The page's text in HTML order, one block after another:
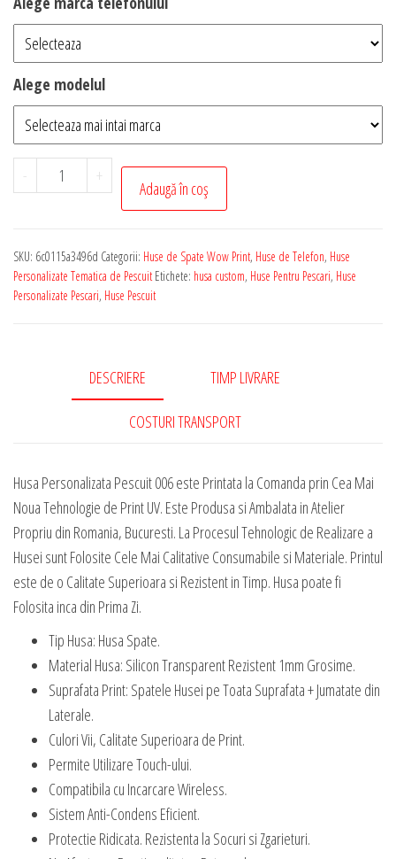
Alege modelul
-
Cantitate
Husa
Personalizata
cu
+
Adaugă în coș
SKU: 6c0115a3496d Categorii: Huse de Spate Wow Print, Huse de Telefon, Huse
Personalizate Tematica de Pescuit Etichete: husa custom, Huse Pentru Pescari, Huse
Personalizate Pescari, Huse Pescuit
DESCRIERE TIMP LIVRARE
COSTURI TRANSPORT
Husa Personalizata Pescuit 006 este Printata la Comanda prin Cea Mai
Noua Tehnologie de Print UV. Este Produsa si Ambalata in Atelier
Propriu din Romania, Bucuresti. La Procesul Tehnologic de Realizare a
Husei sunt Folosite Cele Mai Calitative Consumabile si Materiale. Printul
este de o Calitate Superioara si Rezistent in Timp. Husa poate fi
Folosita inca din Prima Zi.
Tip Husa: Husa Spate.
Material Husa: Silicon Transparent Rezistent 1mm Grosime.
Suprafata Print: Spatele Husei pe Toata Suprafata + Jumatate din
Laterale.
Culori Vii, Calitate Superioara de Print.
Permite Utilizare Touch-ului.
Compatibila cu Incarcare Wireless.
Sistem Anti-Condens Eficient.
Protectie Ridicata. Rezistenta la Socuri si Zgarieturi.